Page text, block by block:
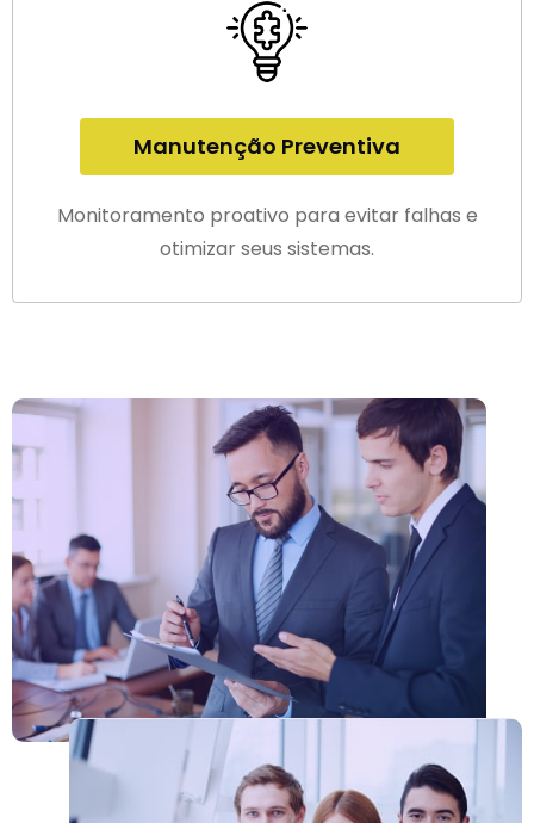
Manutenção Preventiva
Monitoramento proativo para evitar falhas e
otimizar seus sistemas.